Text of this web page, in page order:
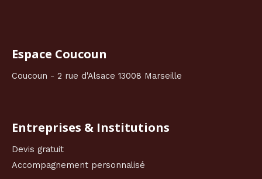
Espace Coucoun
Coucoun - 2 rue d'Alsace 13008 Marseille
Entreprises & Institutions
Devis gratuit
Accompagnement personnalisé